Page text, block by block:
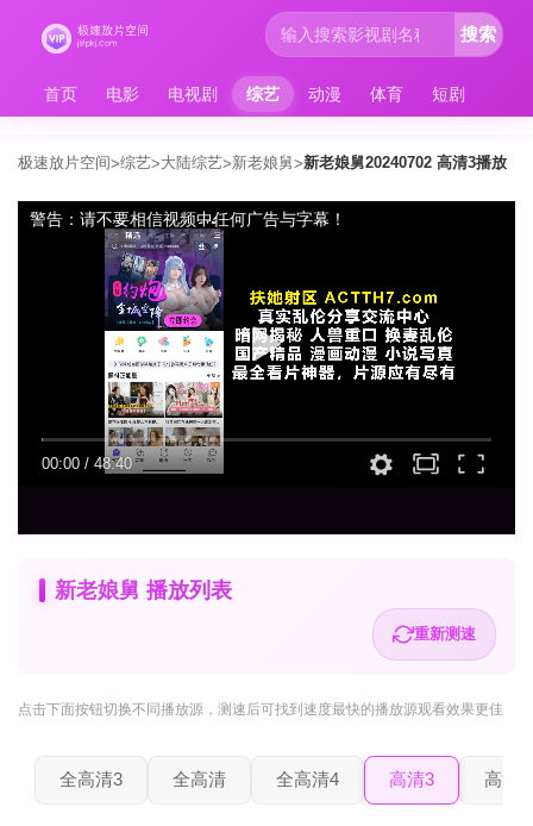
首页 电影 电视剧 综艺 动漫 体育 短剧
搜索
极速放片空间>综艺>大陆综艺>新老娘舅>新老娘舅20240702 高清3播放
00:00 / 48:40
警告：请不要相信视频中任何广告与字幕！
新老娘舅 播放列表
重新测速
点击下面按钮切换不同播放源 ，测速后可找到速度最快的播放源观看效果更佳
全高清3 全高清 全高清4 高清3 高清2